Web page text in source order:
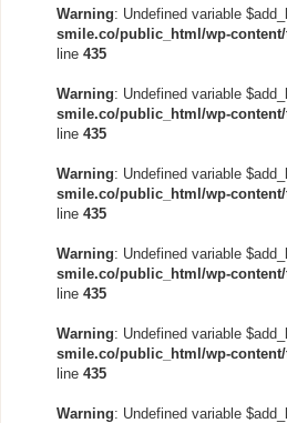
Warning: Undefined variable
smile.co/public_html/wp-
line 435
Warning: Undefined variable
smile.co/public_html/wp-
line 435
Warning: Undefined variable
smile.co/public_html/wp-
line 435
Warning: Undefined variable
smile.co/public_html/wp-
line 435
Warning: Undefined variable
smile.co/public_html/wp-
line 435
Warning: Undefined variable